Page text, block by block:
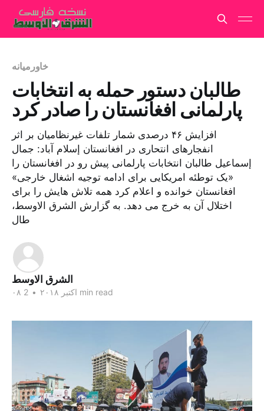
خاورمیانه
طالبان دستور حمله به انتخابات
پارلمانی افغانستان را صادر کرد
افزایش ۴۶ درصدی شمار تلفات غیرنظامیان بر اثر
انفجارهای انتحاری در افغانستان إسلام آباد: جمال
إسماعیل طالبان انتخابات پارلمانی پیش رو در افغانستان را
«یک توطئه امریکایی برای ادامه توجیه اشغال خارجی»
افغانستان خوانده و اعلام کرد همه تلاش هایش را برای
اختلال آن به خرج می دهد. به گزارش الشرق الاوسط،
طال
الشرق الاوسط
۰۸ اکتبر ۲۰۱۸ • 2 min read